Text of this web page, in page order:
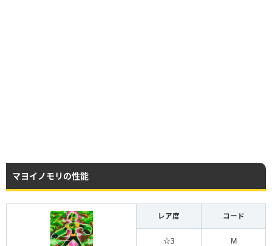
マヨイノモリの性能
レア度 コード
☆3 M